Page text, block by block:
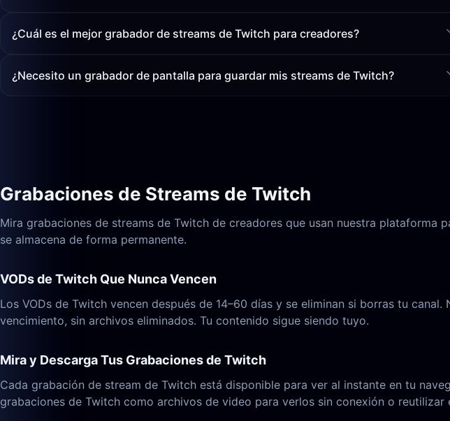
¿Cuál es el mejor grabador de streams de Twitch para creadores?
¿Necesito un grabador de pantalla para guardar mis streams de Twitch?
Grabaciones de Streams de Twitch
Mira grabaciones de streams de Twitch de creadores que usan nuestra
se almacena de forma permanente.
VODs de Twitch Que Nunca Vencen
Los VODs de Twitch vencen después de 14–60 días y se eliminan si borras tu
vencimiento, sin archivos eliminados. Tu contenido sigue siendo tuyo.
Mira y Descarga Tus Grabaciones de Twitch
Cada grabación de stream de Twitch está disponible para ver al instante en tu
grabaciones de Twitch como archivos de video para verlos sin conexión o reutilizar